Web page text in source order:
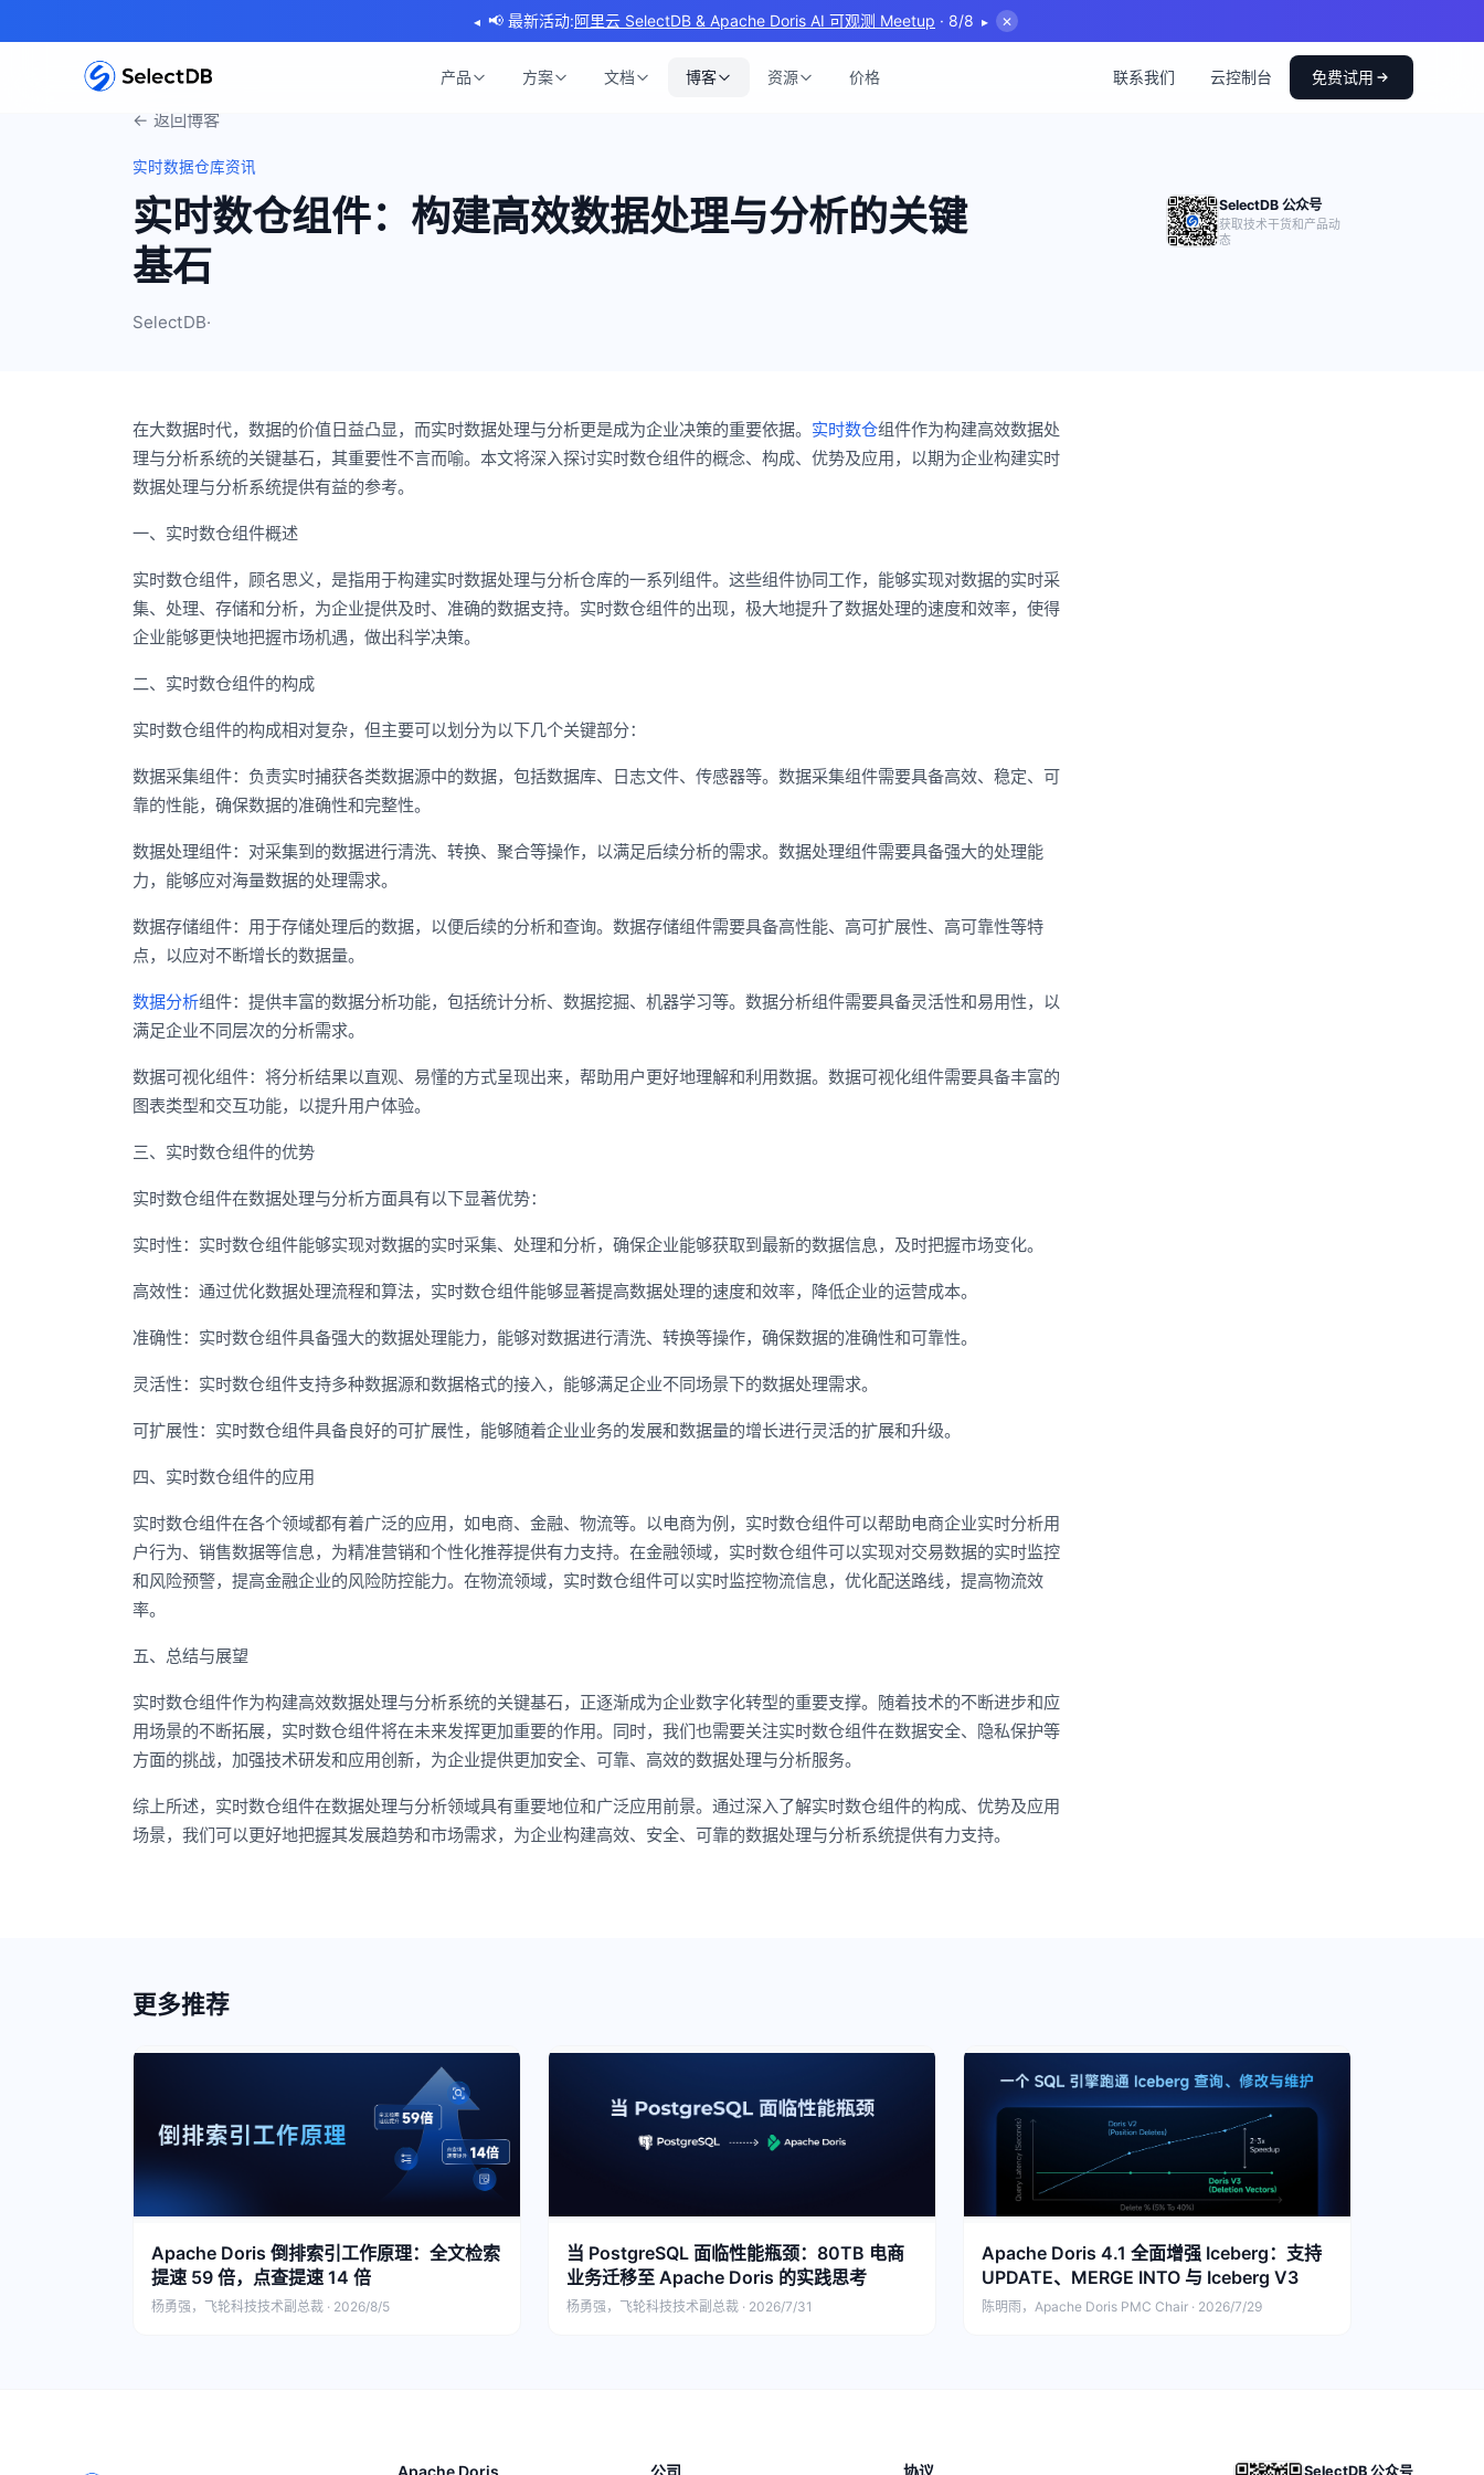
◂ 📢 最新活动:阿里云 SelectDB & Apache Doris AI 可观测 Meetup · 8/8 ▸ ✕
产品 方案 文档 博客 资源 价格 联系我们 云控制台 免费试用
← 返回博客
实时数据仓库资讯
实时数仓组件：构建高效数据处理与分析的关键
基石
SelectDB·
SelectDB 公众号
获取技术干货和产品动
态
在大数据时代，数据的价值日益凸显，而实时数据处理与分析更是成为企业决策的重要依据。 实时数仓组件作为构建高效数据处
理与分析系统的关键基石，其重要性不言而喻。本文将深入探讨实时数仓组件的概念、构成、优势及应用，以期为企业构建实时
数据处理与分析系统提供有益的参考。
一、实时数仓组件概述
实时数仓组件，顾名思义，是指用于构建实时数据处理与分析仓库的一系列组件。这些组件协同工作，能够实现对数据的实时采
集、处理、存储和分析，为企业提供及时、准确的数据支持。实时数仓组件的出现，极大地提升了数据处理的速度和效率，使得
企业能够更快地把握市场机遇，做出科学决策。
二、实时数仓组件的构成
实时数仓组件的构成相对复杂，但主要可以划分为以下几个关键部分：
数据采集组件：负责实时捕获各类数据源中的数据，包括数据库、日志文件、传感器等。数据采集组件需要具备高效、稳定、可
靠的性能，确保数据的准确性和完整性。
数据处理组件：对采集到的数据进行清洗、转换、聚合等操作，以满足后续分析的需求。数据处理组件需要具备强大的处理能
力，能够应对海量数据的处理需求。
数据存储组件：用于存储处理后的数据，以便后续的分析和查询。数据存储组件需要具备高性能、高可扩展性、高可靠性等特
点，以应对不断增长的数据量。
数据分析组件：提供丰富的数据分析功能，包括统计分析、数据挖掘、机器学习等。数据分析组件需要具备灵活性和易用性，以
满足企业不同层次的分析需求。
数据可视化组件：将分析结果以直观、易懂的方式呈现出来，帮助用户更好地理解和利用数据。数据可视化组件需要具备丰富的
图表类型和交互功能，以提升用户体验。
三、实时数仓组件的优势
实时数仓组件在数据处理与分析方面具有以下显著优势：
实时性：实时数仓组件能够实现对数据的实时采集、处理和分析，确保企业能够获取到最新的数据信息，及时把握市场变化。
高效性：通过优化数据处理流程和算法，实时数仓组件能够显著提高数据处理的速度和效率，降低企业的运营成本。
准确性：实时数仓组件具备强大的数据处理能力，能够对数据进行清洗、转换等操作，确保数据的准确性和可靠性。
灵活性：实时数仓组件支持多种数据源和数据格式的接入，能够满足企业不同场景下的数据处理需求。
可扩展性：实时数仓组件具备良好的可扩展性，能够随着企业业务的发展和数据量的增长进行灵活的扩展和升级。
四、实时数仓组件的应用
实时数仓组件在各个领域都有着广泛的应用，如电商、金融、物流等。以电商为例，实时数仓组件可以帮助电商企业实时分析用
户行为、销售数据等信息，为精准营销和个性化推荐提供有力支持。在金融领域，实时数仓组件可以实现对交易数据的实时监控
和风险预警，提高金融企业的风险防控能力。在物流领域，实时数仓组件可以实时监控物流信息，优化配送路线，提高物流效
率。
五、总结与展望
实时数仓组件作为构建高效数据处理与分析系统的关键基石，正逐渐成为企业数字化转型的重要支撑。随着技术的不断进步和应
用场景的不断拓展，实时数仓组件将在未来发挥更加重要的作用。同时，我们也需要关注实时数仓组件在数据安全、隐私保护等
方面的挑战，加强技术研发和应用创新，为企业提供更加安全、可靠、高效的数据处理与分析服务。
综上所述，实时数仓组件在数据处理与分析领域具有重要地位和广泛应用前景。通过深入了解实时数仓组件的构成、优势及应用
场景，我们可以更好地把握其发展趋势和市场需求，为企业构建高效、安全、可靠的数据处理与分析系统提供有力支持。
更多推荐
Apache Doris 倒排索引工作原理：全文检索
提速 59 倍，点查提速 14 倍
杨勇强，飞轮科技技术副总裁 · 2026/8/5
当 PostgreSQL 面临性能瓶颈：80TB 电商
业务迁移至 Apache Doris 的实践思考
杨勇强，飞轮科技技术副总裁 · 2026/7/31
Apache Doris 4.1 全面增强 Iceberg：支持
UPDATE、MERGE INTO 与 Iceberg V3
陈明雨，Apache Doris PMC Chair · 2026/7/29
Apache Doris 公司 协议 SelectDB 公众号